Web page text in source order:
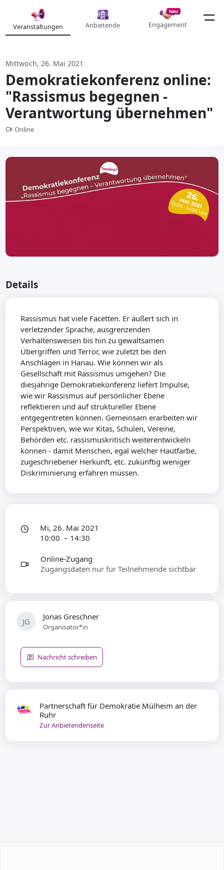
Veranstaltungen Anbietende
Neu
Engagement
Mittwoch, 26. Mai 2021
Demokratiekonferenz online:
"Rassismus begegnen -
Verantwortung übernehmen"
Online
Details
Rassismus hat viele Facetten. Er äußert sich in
verletzender Sprache, ausgrenzenden
Verhaltensweisen bis hin zu gewaltsamen
Übergriffen und Terror, wie zuletzt bei den
Anschlägen in Hanau. Wie können wir als
Gesellschaft mit Rassismus umgehen? Die
diesjährige Demokratiekonferenz liefert Impulse,
wie wir Rassismus auf persönlicher Ebene
reflektieren und auf struktureller Ebene
entgegentreten können. Gemeinsam erarbeiten wir
Perspektiven, wie wir Kitas, Schulen, Vereine,
Behörden etc. rassismuskritisch weiterentwickeln
können - damit Menschen, egal welcher Hautfarbe,
zugeschriebener Herkunft, etc. zukünftig weniger
Diskriminierung erfahren müssen.
Partnerschaft für Demokratie Mülheim an der
Ruhr
Zur Anbietendenseite
JG Jonas Greschner
Organisator*in
Nachricht schreiben
Mi, 26. Mai 2021
10:00 – 14:30
Online-Zugang
Zugangsdaten nur für Teilnehmende sichtbar